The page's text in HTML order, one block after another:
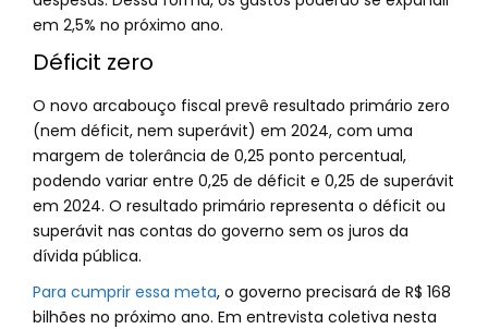
em 2,5% no próximo ano.
Déficit zero
O novo arcabouço fiscal prevê resultado primário zero
(nem déficit, nem superávit) em 2024, com uma
margem de tolerância de 0,25 ponto percentual,
podendo variar entre 0,25 de déficit e 0,25 de superávit
em 2024. O resultado primário representa o déficit ou
superávit nas contas do governo sem os juros da
dívida pública.
Para cumprir essa meta, o governo precisará de R$ 168
bilhões no próximo ano. Em entrevista coletiva nesta